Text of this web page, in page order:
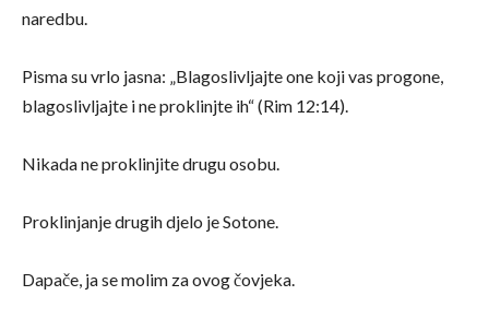
naredbu.
Pisma su vrlo jasna: „Blagoslivljajte one koji vas progone,
blagoslivljajte i ne proklinjte ih“ (Rim 12:14).
Nikada ne proklinjite drugu osobu.
Proklinjanje drugih djelo je Sotone.
Dapače, ja se molim za ovog čovjeka.